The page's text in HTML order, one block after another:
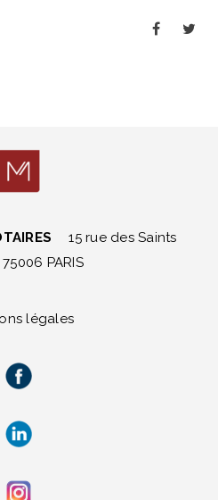
15 rue des Saints
PARIS
légales